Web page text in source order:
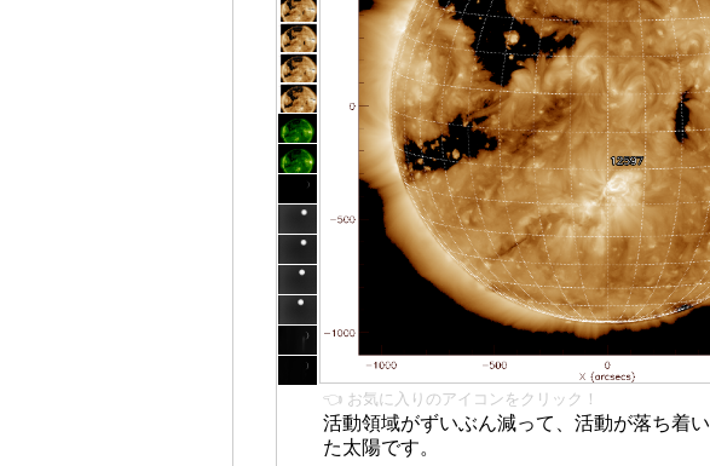
👈 お気に入りのアイコンをクリック！
活動領域がずいぶん減って、活動が落ち着い
た太陽です。